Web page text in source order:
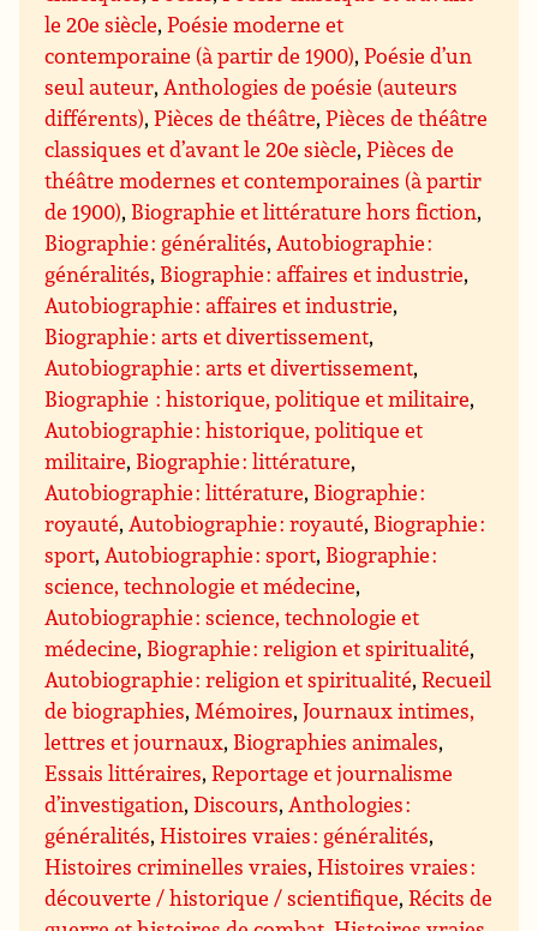
le 20e siècle,Poésie moderne et
contemporaine (à partir de 1900),Poésie d’un
seul auteur,Anthologies de poésie (auteurs
différents),Pièces de théâtre,Pièces de théâtre
classiques et d’avant le 20e siècle,Pièces de
théâtre modernes et contemporaines (à partir
de 1900), Biographie et littérature hors fiction,
Biographie : généralités,Autobiographie :
généralités, Biographie : affaires et industrie,
Autobiographie : affaires et industrie,
Biographie : arts et divertissement,
Autobiographie : arts et divertissement,
Biographie : historique, politique et militaire,
Autobiographie : historique, politique et
militaire, Biographie : littérature,
Autobiographie : littérature, Biographie :
royauté,Autobiographie : royauté, Biographie :
sport,Autobiographie : sport, Biographie :
science, technologie et médecine,
Autobiographie : science, technologie et
médecine, Biographie : religion et spiritualité,
Autobiographie : religion et spiritualité,Recueil
de biographies,Mémoires,Journaux intimes,
lettres et journaux, Biographies animales,
Essais littéraires,Reportage et journalisme
d’investigation,Discours,Anthologies :
généralités,Histoires vraies : généralités,
Histoires criminelles vraies,Histoires vraies :
découverte / historique / scientifique,Récits de